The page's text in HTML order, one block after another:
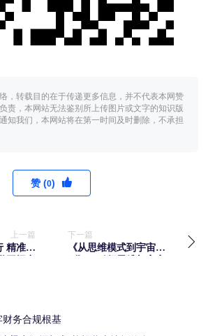
，转载目的在于传递更多信息，并不代表本网赞
责，本网站无法鉴别所上传图片或文字的知识版
知我们，本网站将在第一时间及时删除，不承担
赞 (0)
上一篇
精准教
下一篇
《从思维模式到宇宙规
务合规根基